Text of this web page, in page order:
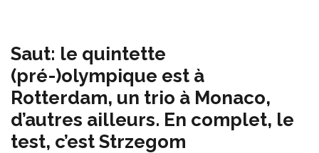
Saut: le quintette
(pré-)olympique est à
Rotterdam, un trio à Monaco,
d’autres ailleurs. En complet, le
test, c’est Strzegom